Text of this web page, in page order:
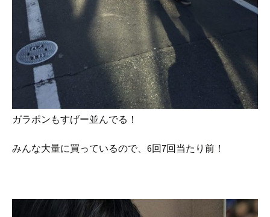
ガラポンもすげー並んでる！
みんな大量に買っているので、6回7回当たり前！